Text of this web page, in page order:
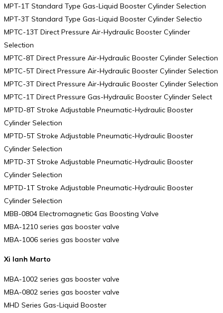
MPT-1T Standard Type Gas-Liquid Booster Cylinder Selection
MPT-3T Standard Type Gas-Liquid Booster Cylinder Selectio
MPTC-13T Direct Pressure Air-Hydraulic Booster Cylinder
Selection
MPTC-8T Direct Pressure Air-Hydraulic Booster Cylinder Selection
MPTC-5T Direct Pressure Air-Hydraulic Booster Cylinder Selection
MPTC-3T Direct Pressure Air-Hydraulic Booster Cylinder Selection
MPTC-1T Direct Pressure Gas-Hydraulic Booster Cylinder Select
MPTD-8T Stroke Adjustable Pneumatic-Hydraulic Booster
Cylinder Selection
MPTD-5T Stroke Adjustable Pneumatic-Hydraulic Booster
Cylinder Selection
MPTD-3T Stroke Adjustable Pneumatic-Hydraulic Booster
Cylinder Selection
MPTD-1T Stroke Adjustable Pneumatic-Hydraulic Booster
Cylinder Selection
MBB-0804 Electromagnetic Gas Boosting Valve
MBA-1210 series gas booster valve
MBA-1006 series gas booster valve
Xi lanh Marto
MBA-1002 series gas booster valve
MBA-0802 series gas booster valve
MHD Series Gas-Liquid Booster